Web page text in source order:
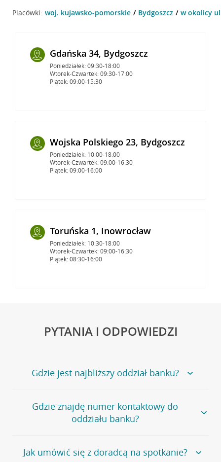
Placówki: woj. kujawsko-pomorskie Bydgoszcz w okolicy
Gdańska 34, Bydgoszcz
Poniedziałek: 09:30-18:00
Wtorek-Czwartek: 09:30-17:00
Piątek: 09:00-15:30
Wojska Polskiego 23, Bydgoszcz
Poniedziałek: 10:00-18:00
Wtorek-Czwartek: 09:00-16:30
Piątek: 09:00-16:00
Toruńska 1, Inowrocław
Poniedziałek: 10:30-18:00
Wtorek-Czwartek: 09:00-16:30
Piątek: 08:30-16:00
PYTANIA I ODPOWIEDZI
Gdzie jest najbliższy oddział banku?
Jeśli szukasz oddziału naszego banku, zapraszamy na
stronęPlacówki i bankomaty, na której znajduje się
wygodna wyszukiwarka.
oddziałów
Gdzie znajdę numer kontaktowy do
oddziału banku?
Bank Credit Agricole nie udostępnia ogólnego numeru
telefonu do placówki bankowej.
Jak umówić się z doradcą na spotkanie?